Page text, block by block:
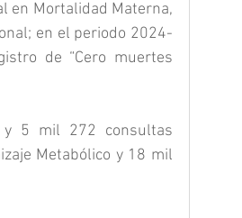
en Mortalidad Materna,
en el periodo 2024-
de “Cero muertes
y 5 mil 272 consultas
Metabólico y 18 mil